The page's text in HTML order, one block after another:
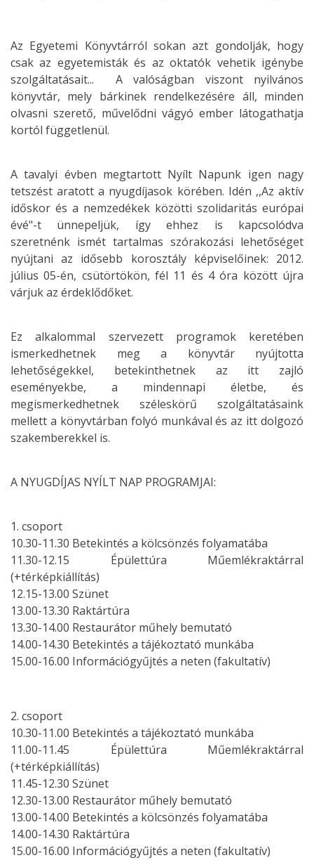
Az Egyetemi Könyvtárról sokan azt gondolják, hogy
csak az egyetemisták és az oktatók vehetik igénybe
szolgáltatásait... A valóságban viszont nyilvános
könyvtár, mely bárkinek rendelkezésére áll, minden
olvasni szerető, művelődni vágyó ember látogathatja
kortól függetlenül.
A tavalyi évben megtartott Nyílt Napunk igen nagy
tetszést aratott a nyugdíjasok körében. Idén ,,Az aktív
időskor és a nemzedékek közötti szolidaritás európai
évé"-t ünnepeljük, így ehhez is kapcsolódva
szeretnénk ismét tartalmas szórakozási lehetőséget
nyújtani az idősebb korosztály képviselőinek: 2012.
július 05-én, csütörtökön, fél 11 és 4 óra között újra
várjuk az érdeklődőket.
Ez alkalommal szervezett programok keretében
ismerkedhetnek meg a könyvtár nyújtotta
lehetőségekkel, betekinthetnek az itt zajló
eseményekbe, a mindennapi életbe, és
megismerkedhetnek széleskörű szolgáltatásaink
mellett a könyvtárban folyó munkával és az itt dolgozó
szakemberekkel is.
A NYUGDÍJAS NYÍLT NAP PROGRAMJAI:
1. csoport
10.30-11.30 Betekintés a kölcsönzés folyamatába
11.30-12.15 Épülettúra Műemlékraktárral
(+térképkiállítás)
12.15-13.00 Szünet
13.00-13.30 Raktártúra
13.30-14.00 Restaurátor műhely bemutató
14.00-14.30 Betekintés a tájékoztató munkába
15.00-16.00 Információgyűjtés a neten (fakultatív)
2. csoport
10.30-11.00 Betekintés a tájékoztató munkába
11.00-11.45 Épülettúra Műemlékraktárral
(+térképkiállítás)
11.45-12.30 Szünet
12.30-13.00 Restaurátor műhely bemutató
13.00-14.00 Betekintés a kölcsönzés folyamatába
14.00-14.30 Raktártúra
15.00-16.00 Információgyűjtés a neten (fakultatív)